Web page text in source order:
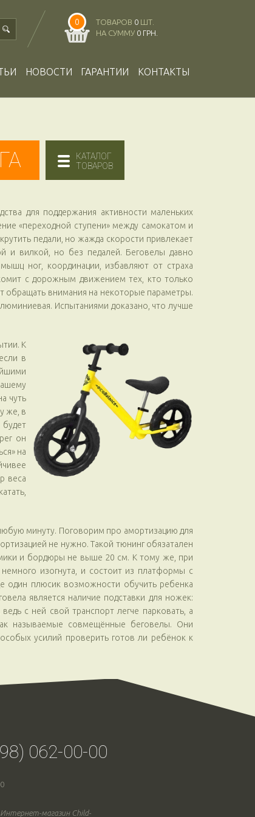
0 ТОВАРОВ 0 ШТ.
НА СУММУ 0 ГРН.
НОВОСТИ ГАРАНТИИ КОНТАКТЫ
КАТАЛОГ
ТОВАРОВ
для поддержания активности маленьких
«переходной ступени» между самокатом и
педали, но жажда скорости привлекает
и вилкой, но без педалей. Беговелы давно
ног, координации, избавляют от страха
с дорожным движением тех, кто только
обращать внимания на некоторые параметры.
Испытаниями доказано, что лучше
К
в
чуть
же, в
он
на
веса
минуту. Поговорим про амортизацию для
не нужно. Такой тюнинг обязатален
и бордюры не выше 20 см. К тому же, при
изогнута, и состоит из платформы с
один плюсик возможности обучить ребенка
является наличие подставки для ножек:
с ней свой транспорт легче парковать, а
называемые совмещённые беговелы. Они
усилий проверить готов ли ребёнок к
062-00-00
магазин Child-